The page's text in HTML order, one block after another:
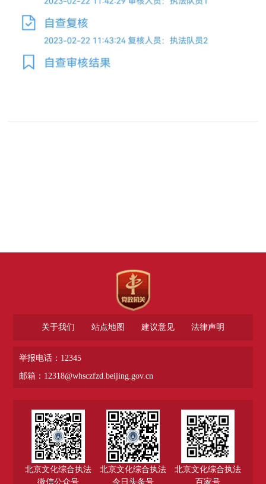
关于我们 站点地图 建议意见 法律声明
举报电话：12345
邮箱：12318@whsczfzd.beijing.gov.cn
北京文化综合执法
微信公众号
北京文化综合执法
今日头条号
北京文化综合执法
百家号